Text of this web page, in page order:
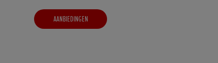
AANBIEDINGEN